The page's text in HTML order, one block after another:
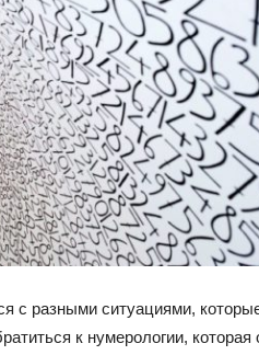
с разными ситуациями,
к нумерологии, которая